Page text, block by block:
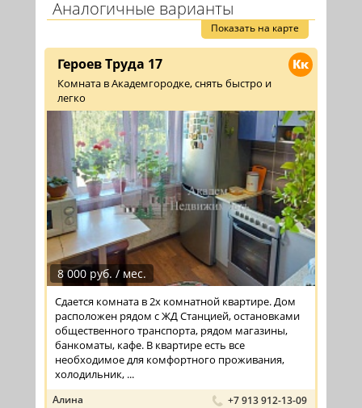
Аналогичные варианты
Показать на карте
Кк
Героев Труда 17
Комната в Академгородке, снять быстро и
легко
8 000 руб. / мес.
Сдается комната в 2х комнатной квартире. Дом
расположен рядом с ЖД Станцией, остановками
общественного транспорта, рядом магазины,
банкоматы, кафе. В квартире есть все
необходимое для комфортного проживания,
холодильник, ...
Алина +7 913 912-13-09